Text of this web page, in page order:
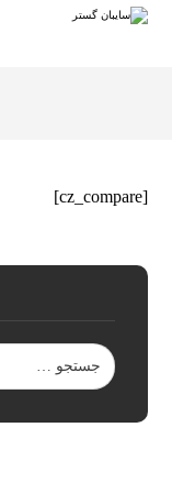
[cz_compare]